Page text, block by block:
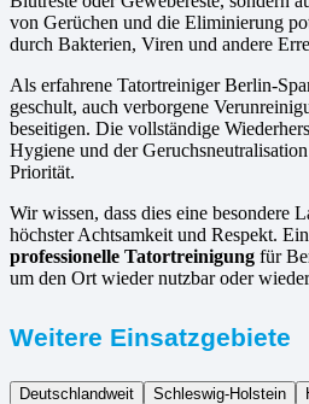
von Gerüchen und die Eliminierung
durch Bakterien, Viren und andere
Als erfahrene Tatortreiniger Berlin-
geschult, auch verborgene
beseitigen. Die vollständige
Hygiene und der
Priorität.
Wir wissen, dass dies eine besondere
höchster Achtsamkeit und Respekt.
professionelle Tatortreinigung für
um den Ort wieder nutzbar oder
Weitere Einsatzgebiete
Deutschlandweit Schleswig-Holstein